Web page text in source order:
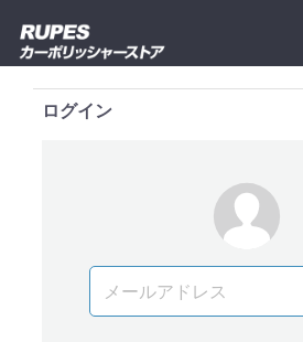
ログイン